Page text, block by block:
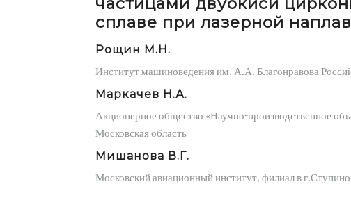
сплаве при лазерной
Рощин М.Н.
Институт машиноведения им. А.А. Благонравова
Маркачев Н.А.
Акционерное общество «Научно-производственное
Московская область
Мишанова В.Г.
Московский авиационный институт, филиал в г.Ступино